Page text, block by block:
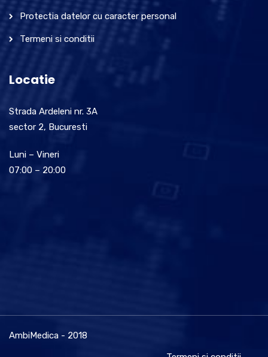
Protectia datelor cu caracter personal
Termeni si conditii
Locatie
Strada Ardeleni nr. 3A
sector 2, Bucuresti
Luni – Vineri
07:00 – 20:00
AmbiMedica - 2018